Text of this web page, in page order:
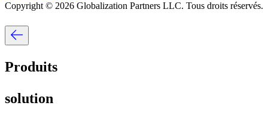
Copyright © 2026 Globalization Partners LLC. Tous droits réservés.​​
Produits​​
solution​​